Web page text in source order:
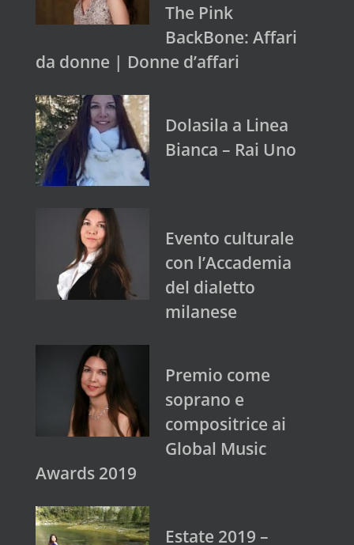
The Pink
BackBone: Affari
da donne | Donne d’affari
Dolasila a Linea
Bianca – Rai Uno
Evento culturale
con l’Accademia
del dialetto
milanese
Premio come
soprano e
compositrice ai
Global Music
Awards 2019
Estate 2019 –